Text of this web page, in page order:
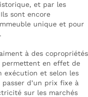
et par les
sont encore
unique et pour
à des copropriétés
permettent en effet de
exécution et selon les
d’un prix fixe à
sur les marchés